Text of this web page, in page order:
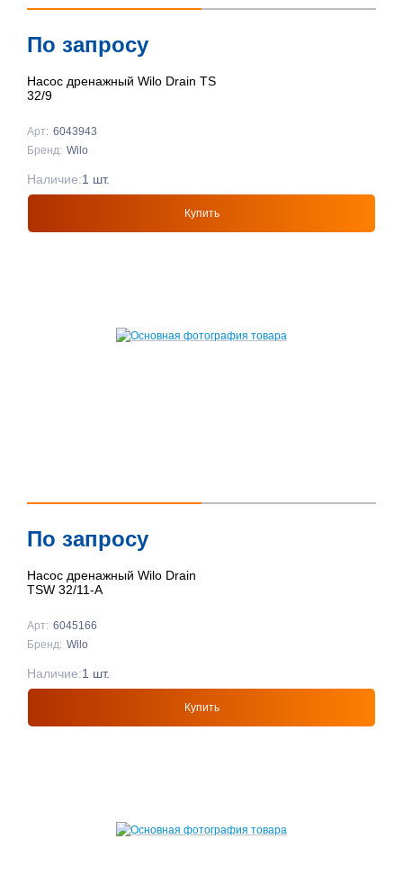
По запросу
Насос дренажный Wilo Drain TS
32/9
Арт: 6043943
Бренд: Wilo
Купить
Наличие:1 шт.
По запросу
Насос дренажный Wilo Drain
TSW 32/11-A
Арт: 6045166
Бренд: Wilo
Купить
Наличие:1 шт.